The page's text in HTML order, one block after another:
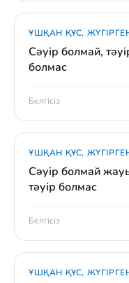
ҰШҚАН ҚҰС,
Сәуір болмай,
болмас
Белгісіз
ҰШҚАН ҚҰС,
Сәуір болмай
тәуір болмас
Белгісіз
ҰШҚАН ҚҰС,